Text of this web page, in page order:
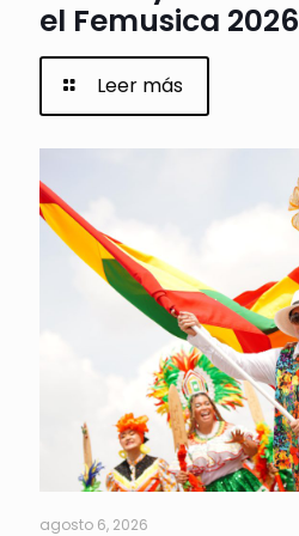
el Femusica 2026
Leer más
agosto 6, 2026